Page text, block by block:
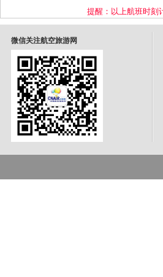
提醒：以上航班时
微信关注航空旅游网